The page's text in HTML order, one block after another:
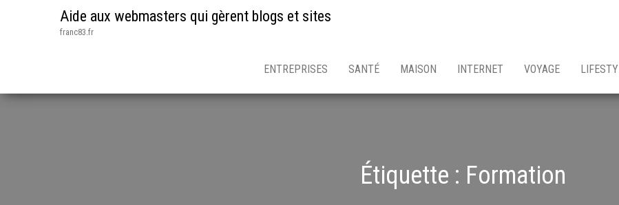
Aide aux webmasters qui gèrent blogs et sites
franc83.fr
ENTREPRISES SANTÉ MAISON INTERNET VOYAGE
Étiquette : Formation